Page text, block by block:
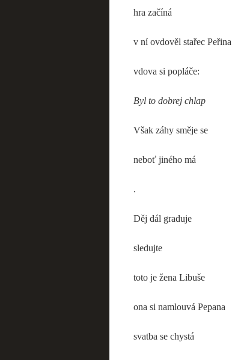
hra začíná
v ní ovdověl stařec Peřina
vdova si popláče:
Byl to dobrej chlap
Však záhy směje se
neboť jiného má
.
Děj dál graduje
sledujte
toto je žena Libuše
ona si namlouvá Pepana
svatba se chystá